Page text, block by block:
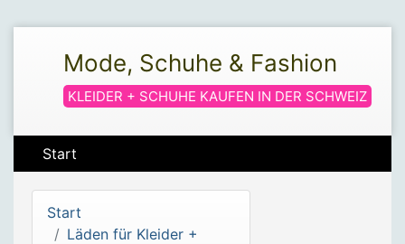
Mode, Schuhe & Fashion
KLEIDER + SCHUHE KAUFEN IN DER SCHWEIZ
Start
Start
Läden für Kleider +